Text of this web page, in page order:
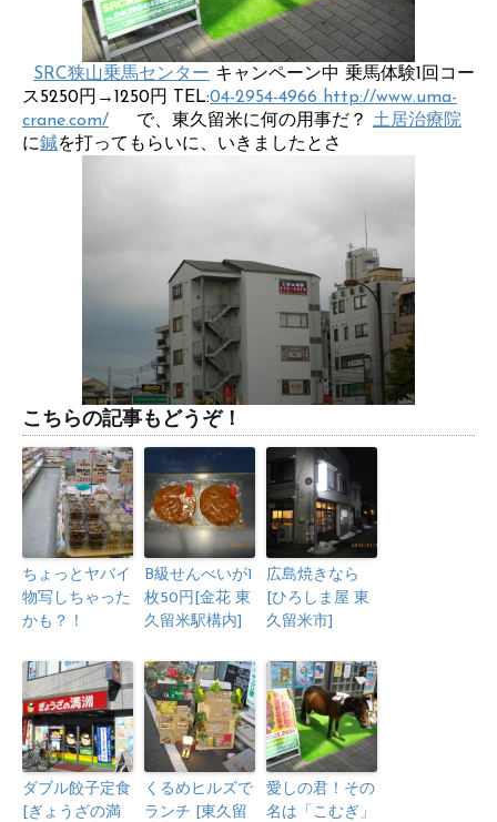
SRC狭山乗馬センター キャンペーン中 乗馬体験1回コー
ス5250円→1250円 TEL:04-2954-4966 http://www.uma-
crane.com/ で、東久留米に何の用事だ？ 土居治療院
に鍼を打ってもらいに、いきましたとさ
こちらの記事もどうぞ！
ちょっとヤバイ
物写しちゃった
かも？！
B級せんべいが1
枚50円[金花 東
久留米駅構内]
広島焼きなら
[ひろしま屋 東
久留米市]
ダブル餃子定食
[ぎょうざの満
くるめヒルズで
ランチ [東久留
愛しの君！その
名は「こむぎ」